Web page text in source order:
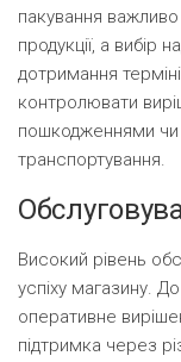
пакування
продукції, а вибір
дотримання
контролювати
пошкодженнями чи
транспортування.
Високий рівень
успіху магазину.
оперативне
підтримка через